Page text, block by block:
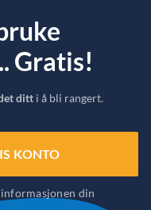
Gratis!
ditti å bli rangert.
KONTO
din